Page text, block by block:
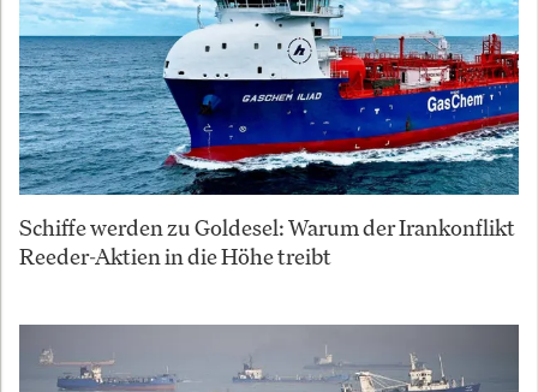
Schiffe werden zu Goldesel: Warum der Irankonflikt
Reeder-Aktien in die Höhe treibt